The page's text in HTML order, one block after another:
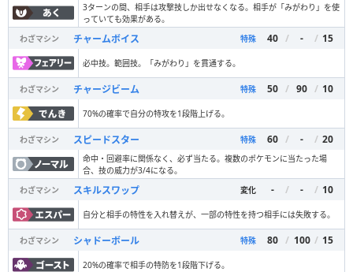
3ターンの間、相手は攻撃技しか出せなくなる。相手が「みがわり」を使
っていても効果がある。
わざマシン
チャームボイス 特殊 40 / - / 15
必中技。範囲技。「みがわり」を貫通する。
わざマシン チャージビーム 特殊 50 / 90 / 10
70%の確率で自分の特攻を1段階上げる。
わざマシン スピードスター 特殊 60 / - / 20
命中・回避率に関係なく、必ず当たる。複数のポケモンに当たった場
合、技の威力が3/4になる。
わざマシン
スキルスワップ 変化 - / - / 10
自分と相手の特性を入れ替えが、一部の特性を持つ相手には失敗する。
わざマシン シャドーボール 特殊 80 / 100 / 15
20%の確率で相手の特防を1段階下げる。